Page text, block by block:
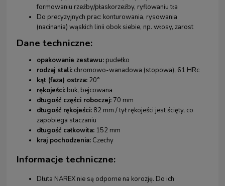
formowaniu rzeźby/płaskorzeźby, ryflowaniu tła
Do precyzyjnych prac: konturowania, rysowania
(nacinania) wąskich linii obok siebie, np. włosy, zarost
Dane techniczne:
opakowanie zestawu: pudełko
rodzaj stali: chromowo-wanadowa (stopowa), 61 HRc
kąt (faza) ostrza: 20°
rękojeści: buk, bejcowana
długość części roboczej: 70 mm
długość rękojeści: 82 mm / tył rękojeści jest ścięty, co
zapobiega staczaniu
długość całkowita: 152 mm
kraj pochodzenia: Czechy
Informacje techniczne:
Dłuta NAREX nie są odporne na korozję. Do ich